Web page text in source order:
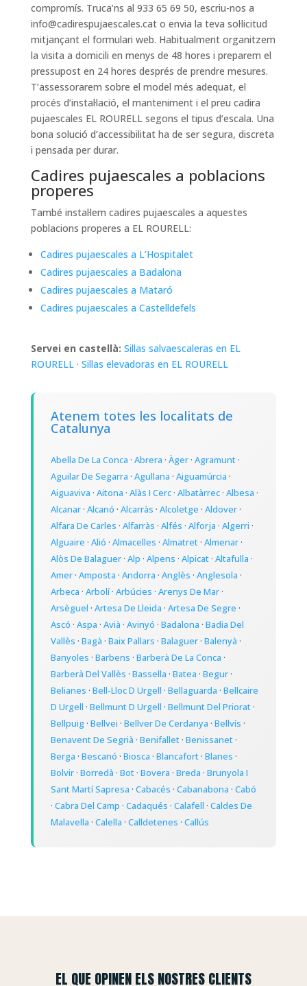
compromís. Truca’ns al 933 65 69 50, escriu-nos a
info@cadirespujaescales.cato envia la teva sol·licitud
mitjançant el formulari web. Habitualment organitzem
la visita a domicili en menys de 48 hores i preparem el
pressupost en 24 hores després de prendre mesures.
T’assessorarem sobre el model més adequat, el
procés d’instal·lació, el manteniment i el preu cadira
pujaescales EL ROURELL segons el tipus d’escala. Una
bona solució d’accessibilitat ha de ser segura, discreta
i pensada per durar.
Cadires pujaescales a poblacions
properes
També instal·lem cadires pujaescales a aquestes
poblacions properes a EL ROURELL:
Cadires pujaescales a L’Hospitalet
Cadires pujaescales a Badalona
Cadires pujaescales a Mataró
Cadires pujaescales a Castelldefels
Servei en castellà: Sillas salvaescaleras en EL
ROURELL· Sillas elevadoras en EL ROURELL
Atenem totes les localitats de
Catalunya
Abella De La Conca · Abrera · Àger· Agramunt·
Aguilar De Segarra · Agullana · Aiguamúrcia ·
Aiguaviva · Aitona · Alàs I Cerc· Albatàrrec· Albesa ·
Alcanar· Alcanó · Alcarràs · Alcoletge · Aldover·
Alfara De Carles · Alfarràs · Alfés · Alforja · Algerri ·
Alguaire · Alió · Almacelles · Almatret· Almenar·
Alòs De Balaguer· Alp · Alpens · Alpicat· Altafulla ·
Amer· Amposta · Andorra · Anglès · Anglesola ·
Arbeca · Arbolí· Arbúcies · Arenys De Mar·
Arsèguel · Artesa De Lleida · Artesa De Segre ·
Ascó · Aspa · Avià · Avinyó · Badalona · Badia Del
Vallès · Bagà · Baix Pallars · Balaguer· Balenyà ·
Banyoles · Barbens · Barberà De La Conca ·
Barberà Del Vallès · Bassella · Batea · Begur·
Belianes · Bell-Lloc D Urgell · Bellaguarda · Bellcaire
D Urgell · Bellmunt D Urgell · Bellmunt Del Priorat·
Bellpuig· Bellvei · Bellver De Cerdanya · Bellvís ·
Benavent De Segrià · Benifallet· Benissanet·
Berga · Bescanó · Biosca · Blancafort· Blanes ·
Bolvir· Borredà · Bot· Bovera · Breda · Brunyola I
Sant Martí Sapresa · Cabacés · Cabanabona · Cabó
· Cabra Del Camp · Cadaqués · Calafell · Caldes De
Malavella · Calella · Calldetenes · Callús
EL QUE OPINEN ELS NOSTRES CLIENTS